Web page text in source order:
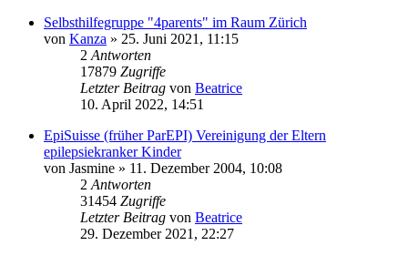
Selbsthilfegruppe "4parents" im Raum Zürich
von Kanza » 25. Juni 2021, 11:15
2 Antworten
17879 Zugriffe
Letzter Beitrag von Beatrice
10. April 2022, 14:51
EpiSuisse (früher ParEPI) Vereinigung der Eltern
epilepsiekranker Kinder
von Jasmine » 11. Dezember 2004, 10:08
2 Antworten
31454 Zugriffe
Letzter Beitrag von Beatrice
29. Dezember 2021, 22:27